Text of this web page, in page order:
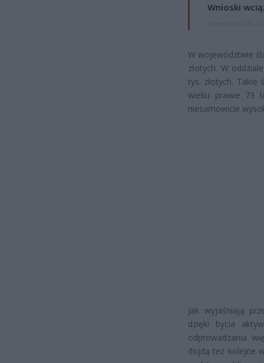
Wnioski
W województwie
złotych. W
tys. złotych. Takie
wieku prawie 73
niesamowicie
Jak wyjaśniają
dzięki bycia
odprowadzania
dojdą też kolejne